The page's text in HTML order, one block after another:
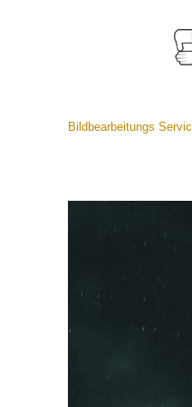
Bildbearbeitungs